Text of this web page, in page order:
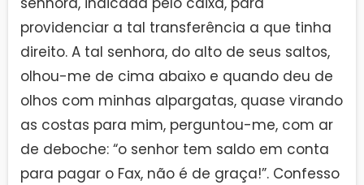
providenciar a tal transferência a que tinha
direito. A tal senhora, do alto de seus saltos,
olhou-me de cima abaixo e quando deu de
olhos com minhas alpargatas, quase virando
as costas para mim, perguntou-me, com ar
de deboche: “o senhor tem saldo em conta
para pagar o Fax, não é de graça!”. Confesso